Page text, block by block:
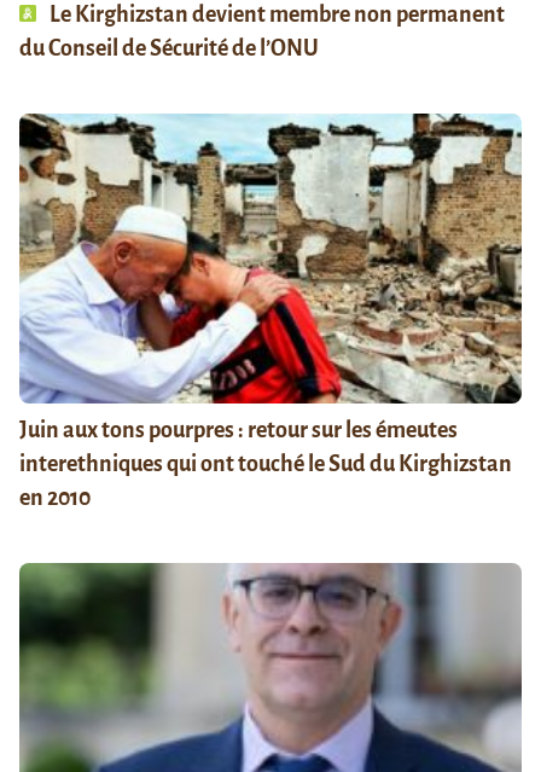
Le Kirghizstan devient membre non permanent
du Conseil de Sécurité de l’ONU
Juin aux tons pourpres : retour sur les émeutes
interethniques qui ont touché le Sud du Kirghizstan
en 2010